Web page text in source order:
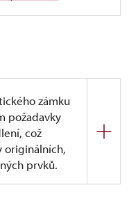
zámku
požadavky
což
originálních,
prvků.